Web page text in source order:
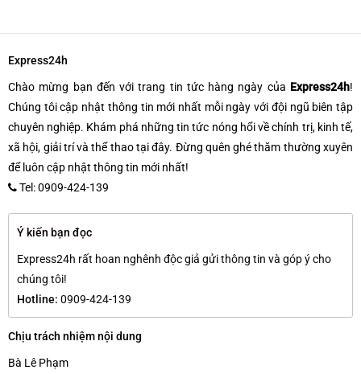
Express24h
Chào mừng bạn đến với trang tin tức hàng ngày của Express24h!
Chúng tôi cập nhật thông tin mới nhất mỗi ngày với đội ngũ biên tập
chuyên nghiệp. Khám phá những tin tức nóng hổi về chính trị, kinh tế,
xã hội, giải trí và thể thao tại đây. Đừng quên ghé thăm thường xuyên
để luôn cập nhật thông tin mới nhất!
Tel: 0909-424-139
Ý kiến bạn đọc
Express24h rất hoan nghênh độc giả gửi thông tin và góp ý cho
chúng tôi!
Hotline: 0909-424-139
Chịu trách nhiệm nội dung
Bà Lê Phạm